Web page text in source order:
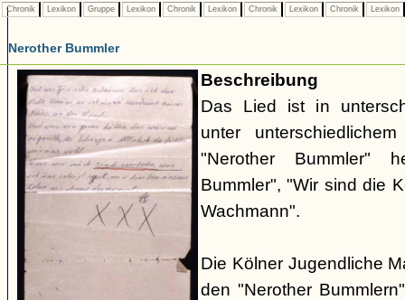
Chronik Lexikon Gruppe Lexikon Chronik Lexikon Chronik Lexikon Chronik Lexikon
Nerother Bummler
Beschreibung
Das Lied ist in
unter
"Nerother Bummler"
Bummler", "Wir sind die
Wachmann".
Die Kölner Jugendliche
den "Nerother